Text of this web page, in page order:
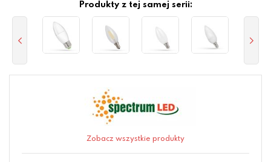
Produkty z tej samej serii:
Zobacz wszystkie produkty